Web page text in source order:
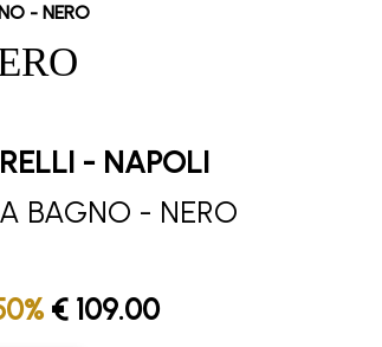
- NERO
- NAPOLI
BAGNO - NERO
€ 109.00